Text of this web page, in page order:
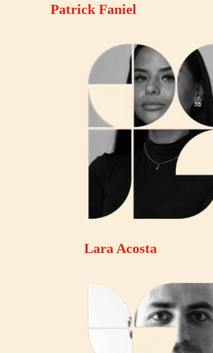
Patrick Faniel
Lara Acosta